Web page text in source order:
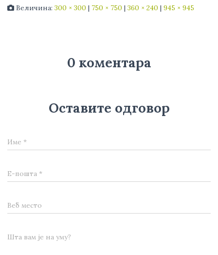
Величина: 300 × 300 | 750 × 750 | 360 × 240 | 945 × 945
0 коментара
Оставите одговор
Име *
Е-пошта *
Веб место
Шта вам је на уму?